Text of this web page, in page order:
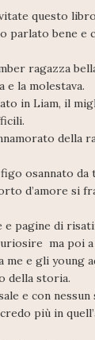
questo
parlato bene e
ragazza
e la molestava.
in Liam, il
della
osannato da
d’amore si
e pagine di
ma poi
e gli young
della storia.
e con
più in